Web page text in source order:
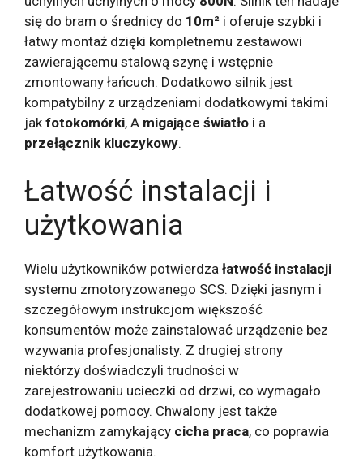
się do bram o średnicy do 10m² i oferuje szybki i
łatwy montaż dzięki kompletnemu zestawowi
zawierającemu stalową szynę i wstępnie
zmontowany łańcuch. Dodatkowo silnik jest
kompatybilny z urządzeniami dodatkowymi takimi
jakfotokomórki, A migające światło i a
przełącznik kluczykowy.
Łatwość instalacji i
użytkowania
Wielu użytkowników potwierdza łatwość instalacji
systemu zmotoryzowanego SCS. Dzięki jasnym i
szczegółowym instrukcjom większość
konsumentów może zainstalować urządzenie bez
wzywania profesjonalisty. Z drugiej strony
niektórzy doświadczyli trudności w
zarejestrowaniu ucieczki od drzwi, co wymagało
dodatkowej pomocy. Chwalony jest także
mechanizm zamykający cicha praca, co poprawia
komfort użytkowania.